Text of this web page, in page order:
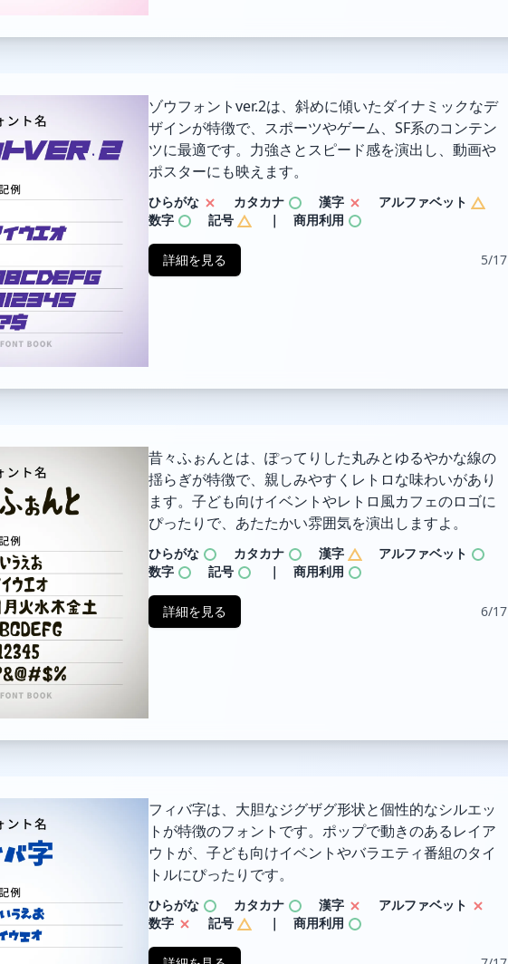
ゾウフォントver.2は、斜めに傾いたダイナミックなデ
ザインが特徴で、スポーツやゲーム、SF系のコンテン
ツに最適です。力強さとスピード感を演出し、動画や
ポスターにも映えます。
ひらがな カタカナ 漢字
アルファベット
数字
記号 ｜ 商用利用
詳細を見る 5/17
昔々ふぉんとは、ぽってりした丸みとゆるやかな線の
揺らぎが特徴で、親しみやすくレトロな味わいがあり
ます。子ども向けイベントやレトロ風カフェのロゴに
ぴったりで、あたたかい雰囲気を演出しますよ。
ひらがな カタカナ 漢字
アルファベット
数字
記号 ｜ 商用利用
詳細を見る 6/17
フィバ字は、大胆なジグザグ形状と個性的なシルエッ
トが特徴のフォントです。ポップで動きのあるレイア
ウトが、子ども向けイベントやバラエティ番組のタイ
トルにぴったりです。
ひらがな カタカナ 漢字
アルファベット
数字
記号 ｜ 商用利用